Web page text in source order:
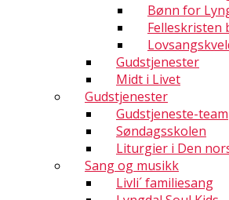
Bønn for
Gudstjenester
Midt i Livet
Gudstjenester
Gudstjeneste-team
Søndagsskolen
Liturgier i Den
Sang og musikk
Livli´ familiesang